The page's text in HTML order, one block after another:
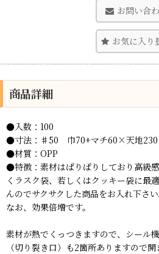
お問い合
お気に入り
商品詳細
●入数：100
●寸法：♯50 巾70+マチ60×天地230
●材質：OPP
●特徴：素材はぱりぱりしており高級
くラスク袋、若しくはクッキー袋に最
んのでサクサクした商品をお入れ下さ
なお、効果倍増です。
素材が熱でくっつきますので、シール
（切り裂き口）も2箇所ありますので